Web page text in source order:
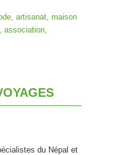
artisanat, maison
association,
du Népal et